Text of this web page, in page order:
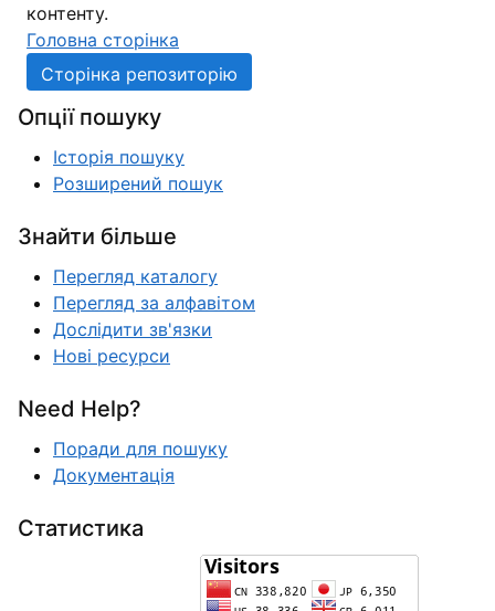
контенту.
Головна сторінка
Сторінка репозиторію
Опції пошуку
Історія пошуку
Розширений пошук
Знайти більше
Перегляд каталогу
Перегляд за алфавітом
Дослідити зв'язки
Нові ресурси
Need Help?
Поради для пошуку
Документація
Статистика